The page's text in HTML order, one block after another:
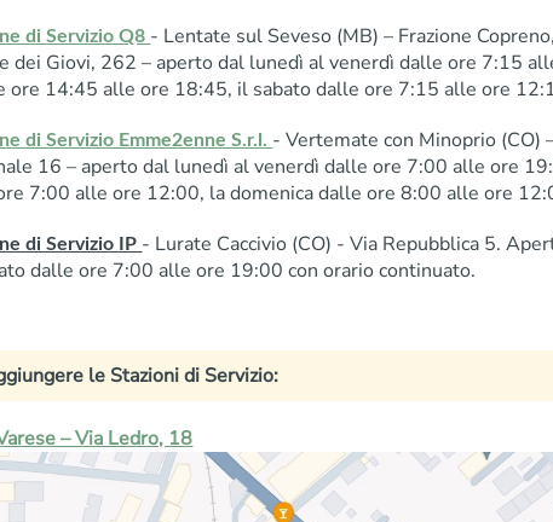
di Servizio Q8 - Lentate sul Seveso (MB) – Frazione
dei Giovi, 262 – aperto dal lunedì al venerdì dalle ore 7:15
ore 14:45 alle ore 18:45, il sabato dalle ore 7:15 alle ore
di Servizio Emme2enne S.r.l. - Vertemate con Minoprio (CO)
16 – aperto dal lunedì al venerdì dalle ore 7:00 alle ore
7:00 alle ore 12:00, la domenica dalle ore 8:00 alle ore
di Servizio IP - Lurate Caccivio (CO) - Via Repubblica 5.
dalle ore 7:00 alle ore 19:00 con orario continuato.
le Stazioni di Servizio:
– Via Ledro, 18